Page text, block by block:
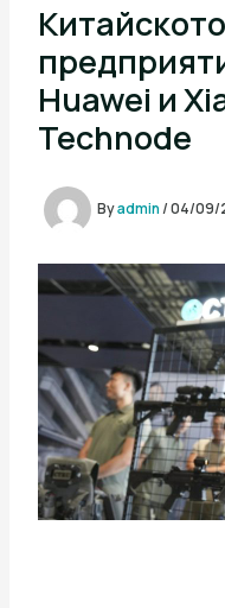
Huawei и
Technode
Byadmin/04/09/